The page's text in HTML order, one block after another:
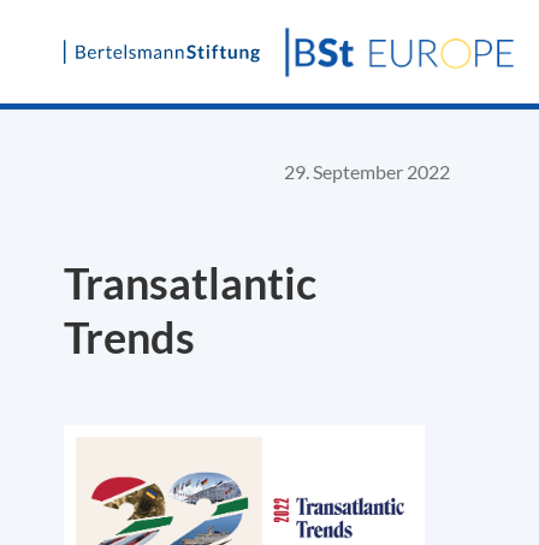
Skip
29. September 2022
Transatlantic
Trends